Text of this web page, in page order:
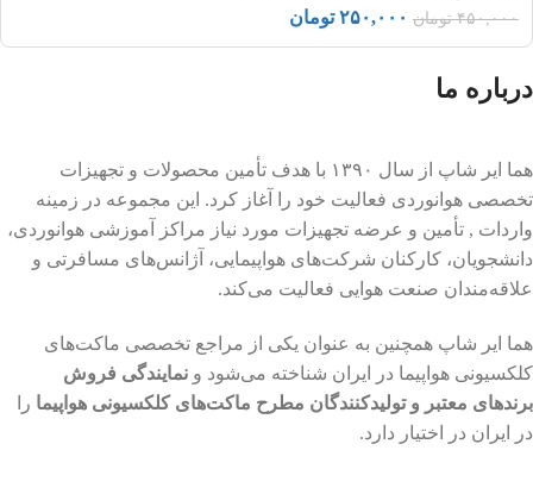
۴۵۰,۰۰۰ تومان ۲۵۰,۰۰۰ تومان
درباره ما
هما ایر شاپ از سال ۱۳۹۰ با هدف تأمین محصولات و تجهیزات
تخصصی هوانوردی فعالیت خود را آغاز کرد. این مجموعه در زمینه
واردات , تأمین و عرضه تجهیزات مورد نیاز مراکز آموزشی هوانوردی،
دانشجویان، کارکنان شرکت‌های هواپیمایی، آژانس‌های مسافرتی و
علاقه‌مندان صنعت هوایی فعالیت می‌کند.
هما ایر شاپ همچنین به عنوان یکی از مراجع تخصصی ماکت‌های
کلکسیونی هواپیما در ایران شناخته می‌شود و نمایندگی فروش
برندهای معتبر و تولیدکنندگان مطرح ماکت‌های کلکسیونی هواپیما را
در ایران در اختیار دارد.